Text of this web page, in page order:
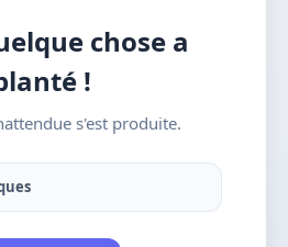
chose a
!
s'est produite.